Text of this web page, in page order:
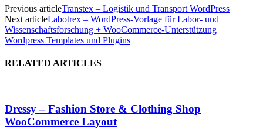
Previous articleTranstex – Logistik und Transport WordPress
Next articleLabotrex – WordPress-Vorlage für Labor- und
Wissenschaftsforschung + WooCommerce-Unterstützung
Wordpress Templates und Plugins
RELATED ARTICLES
Dressy – Fashion Store & Clothing Shop
WooCommerce Layout